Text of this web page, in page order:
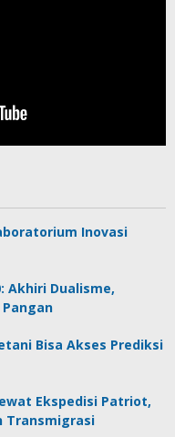
Inovasi
Akhiri Dualisme,
Bisa Akses Prediksi
Ekspedisi Patriot,
Transmigrasi